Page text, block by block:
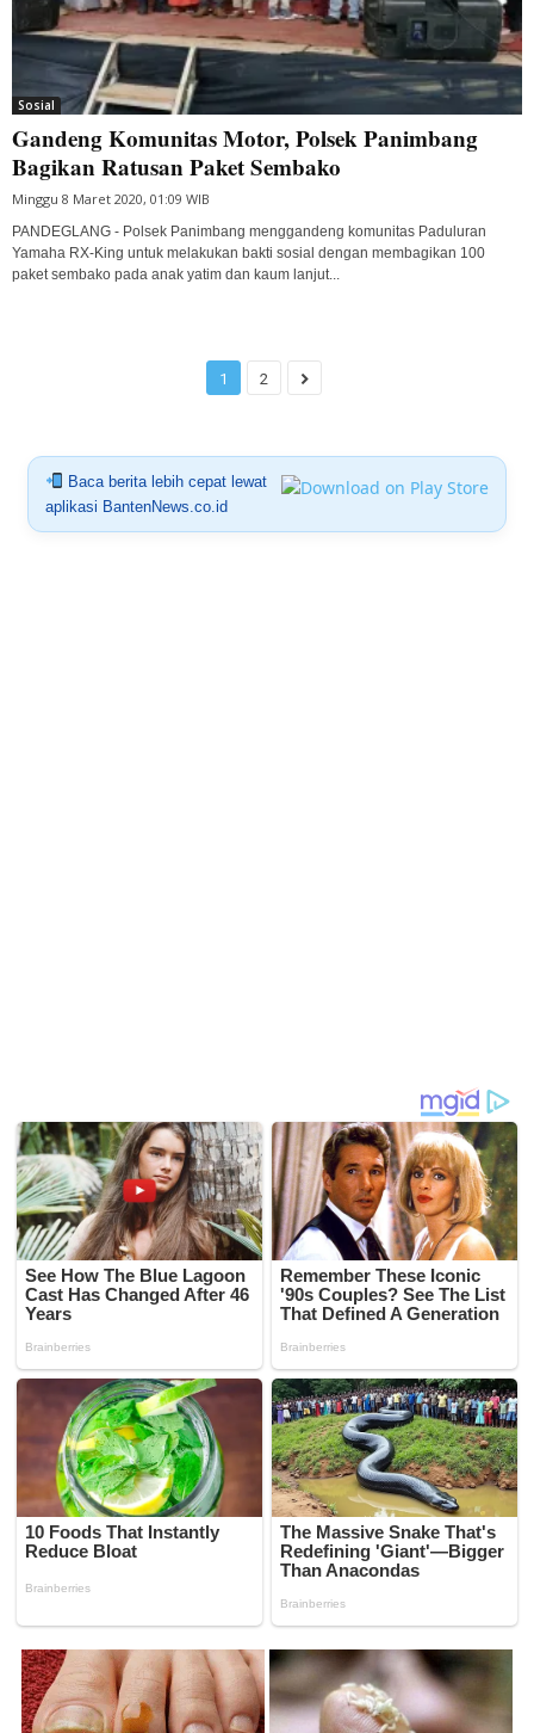
Sosial
Gandeng Komunitas Motor, Polsek Panimbang
Bagikan Ratusan Paket Sembako
Minggu 8 Maret 2020, 01:09 WIB
PANDEGLANG - Polsek Panimbang menggandeng komunitas Paduluran
Yamaha RX-King untuk melakukan bakti sosial dengan membagikan 100
paket sembako pada anak yatim dan kaum lanjut...
1 2
Baca berita lebih cepat lewat
aplikasi BantenNews.co.id